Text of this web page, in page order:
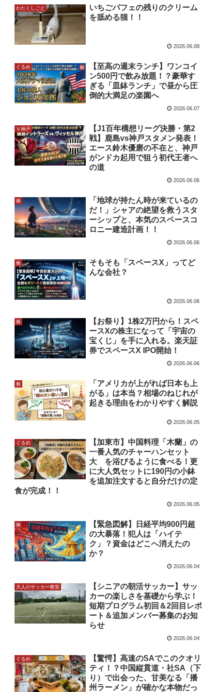
わたくしごと
いちごパフェの残りのクリーム
を舐める猫！！
2026.06.08
ぐるめ
【至高の週末ランチ】ワンコイ
ン500円で飲み放題！？豪華す
ぎる「皿鉢ランチ」で昼から圧
倒的大満足の楽園へ
2026.06.07
Ｖ神戸
【J1百年構想リーグ決勝・第2
戦】鹿島vs神戸スタメン発表！
エース鈴木優磨の不在と、神戸
がンドカ起用で狙う初代王者へ
の道
2026.06.06
株
「地球が持たん時が来ているの
だ！」シャアの絶望を救うスタ
ーシップと、本気のスペースコ
ロニー建造計画！！
2026.06.06
株
そもそも「スペースX」ってど
んな会社？
2026.06.06
株
【お祭り】1株2万円から！スペ
ースXの株主になって「宇宙の
宝くじ」を手に入れる。楽天証
券でスペースX IPO開始！
2026.06.06
株
「アメリカが上がれば日本も上
がる」は本当？相場のねじれが
起きる理由をわかりやすく解説
2026.06.05
ぐるめ
【加東市】中国料理「木蘭」の
一番人気のチャーハンセット
大 を浴びるように食べる！更
に大人気セットに190円の小鉢
を追加注文すると自分だけの定
食が完成！！
2026.06.05
株
【緊急図解】日経平均900円超
の大暴落！犯人は「ハイテ
ク」？資金はどこへ消えたの
か？
2026.06.04
大人のサッカー教室
【シニアの朝活サッカー】サッ
カーの楽しさを基礎から学ぶ！
短期プログラム初回＆2回目レポ
ート＆追加メンバー募集のお知
らせ
2026.06.04
ぐるめ
【驚愕】高速のSAでこのクオリ
ティ！？中国縦貫道・社SA（下
り）で出会った、甘美なる「播
州ラーメン」が確かな本物だっ